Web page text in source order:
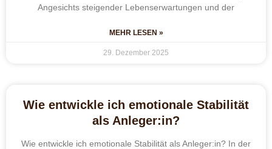
Angesichts steigender Lebenserwartungen und der
MEHR LESEN »
29. Dezember 2025
Wie entwickle ich emotionale Stabilität
als Anleger:in?
Wie entwickle ich emotionale Stabilität als Anleger:in? In der